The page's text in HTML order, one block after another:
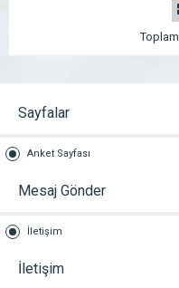
Toplam
Sayfalar
Anket Sayfası
Mesaj Gönder
İletişim
İletişim